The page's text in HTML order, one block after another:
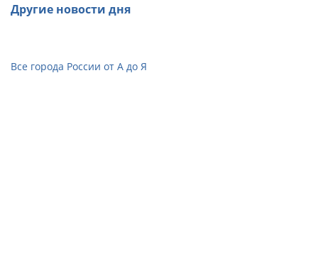
Другие новости дня
Все города России от А до Я